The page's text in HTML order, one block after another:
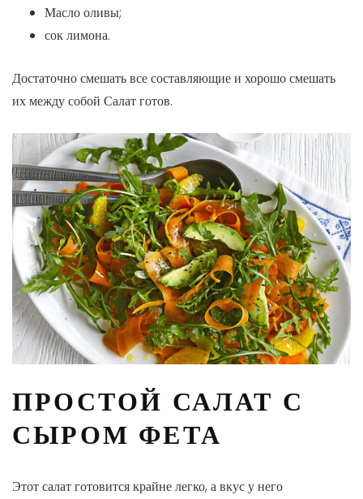
Масло оливы;
сок лимона.
Достаточно смешать все составляющие и хорошо смешать
их между собой Салат готов.
ПРОСТОЙ САЛАТ С
СЫРОМ ФЕТА
Этот салат готовится крайне легко, а вкус у него